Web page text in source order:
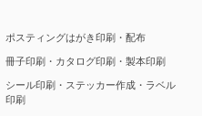
ポスティングはがき印刷・配布
冊子印刷・カタログ印刷・製本印刷
シール印刷・ステッカー作成・ラベル
印刷